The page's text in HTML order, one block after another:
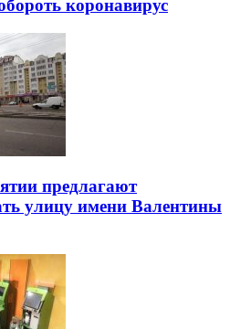
коронавирус
предлагают
улицу имени Валентины